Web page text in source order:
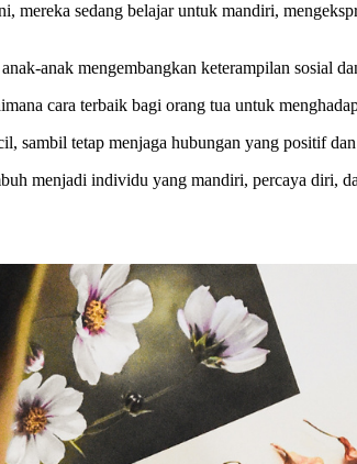
mereka sedang belajar untuk mandiri,
anak mengembangkan keterampilan sosial
cara terbaik bagi orang tua untuk
sambil tetap menjaga hubungan yang positif
menjadi individu yang mandiri, percaya diri,